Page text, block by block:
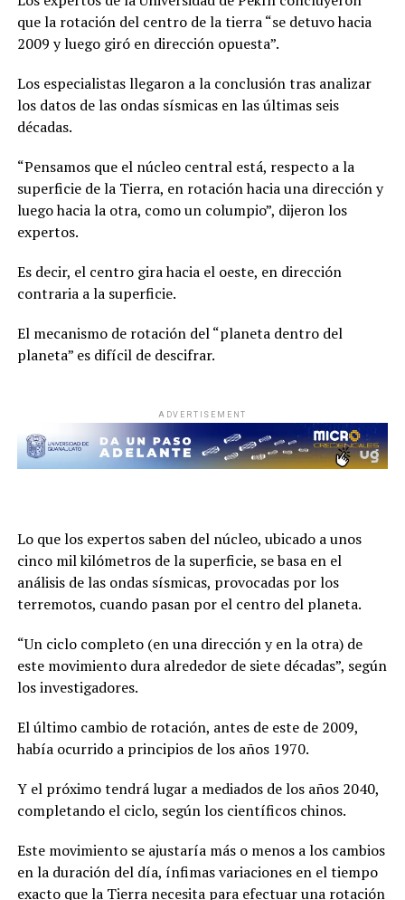
que la rotación del centro de la tierra “se detuvo hacia
2009 y luego giró en dirección opuesta”.
Los especialistas llegaron a la conclusión tras analizar
los datos de las ondas sísmicas en las últimas seis
décadas.
“Pensamos que el núcleo central está, respecto a la
superficie de la Tierra, en rotación hacia una dirección y
luego hacia la otra, como un columpio”, dijeron los
expertos.
Es decir, el centro gira hacia el oeste, en dirección
contraria a la superficie.
El mecanismo de rotación del “planeta dentro del
planeta” es difícil de descifrar.
ADVERTISEMENT
Lo que los expertos saben del núcleo, ubicado a unos
cinco mil kilómetros de la superficie, se basa en el
análisis de las ondas sísmicas, provocadas por los
terremotos, cuando pasan por el centro del planeta.
“Un ciclo completo (en una dirección y en la otra) de
este movimiento dura alrededor de siete décadas”, según
los investigadores.
El último cambio de rotación, antes de este de 2009,
había ocurrido a principios de los años 1970.
Y el próximo tendrá lugar a mediados de los años 2040,
completando el ciclo, según los científicos chinos.
Este movimiento se ajustaría más o menos a los cambios
en la duración del día, ínfimas variaciones en el tiempo
exacto que la Tierra necesita para efectuar una rotación